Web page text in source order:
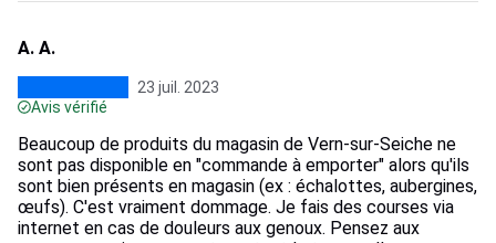
A. A.
23 juil. 2023
Avis vérifié
Beaucoup de produits du magasin de Vern-sur-Seiche ne
sont pas disponible en "commande à emporter" alors qu'ils
sont bien présents en magasin (ex : échalottes, aubergines,
œufs). C'est vraiment dommage. Je fais des courses via
internet en cas de douleurs aux genoux. Pensez aux